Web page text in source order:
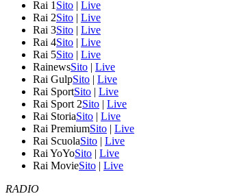
Rai 1 Sito | Live
Rai 2Sito | Live
Rai 3Sito | Live
Rai 4Sito | Live
Rai 5Sito | Live
RainewsSito | Live
Rai GulpSito | Live
Rai SportSito | Live
Rai Sport 2Sito | Live
Rai StoriaSito | Live
Rai PremiumSito | Live
Rai ScuolaSito | Live
Rai YoYoSito | Live
Rai MovieSito | Live
RADIO